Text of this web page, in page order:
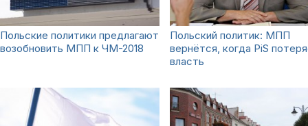
Польские политики предлагают
возобновить МПП к ЧМ-2018
Польский политик: МПП
вернётся, когда PiS
власть